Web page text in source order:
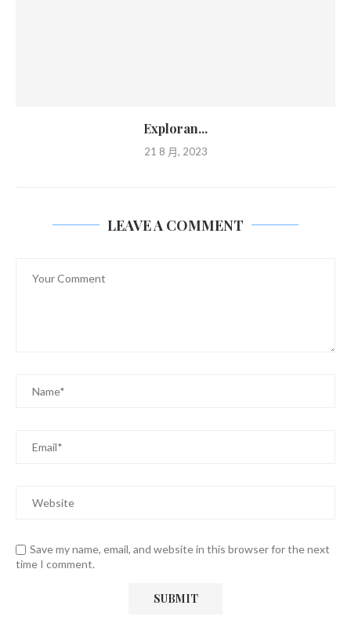
Exploran...
21 8 月, 2023
LEAVE A COMMENT
Save my name, email, and website in this browser for the next
time I comment.